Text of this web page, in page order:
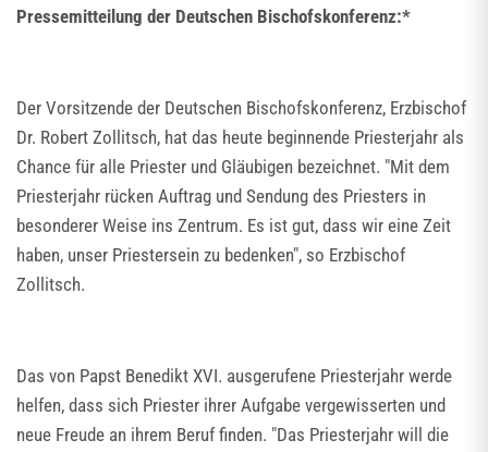
Pressemitteilung der Deutschen Bischofskonferenz:*
Der Vorsitzende der Deutschen Bischofskonferenz, Erzbischof
Dr. Robert Zollitsch, hat das heute beginnende Priesterjahr als
Chance für alle Priester und Gläubigen bezeichnet. "Mit dem
Priesterjahr rücken Auftrag und Sendung des Priesters in
besonderer Weise ins Zentrum. Es ist gut, dass wir eine Zeit
haben, unser Priestersein zu bedenken", so Erzbischof
Zollitsch.
Das von Papst Benedikt XVI. ausgerufene Priesterjahr werde
helfen, dass sich Priester ihrer Aufgabe vergewisserten und
neue Freude an ihrem Beruf finden. "Das Priesterjahr will die